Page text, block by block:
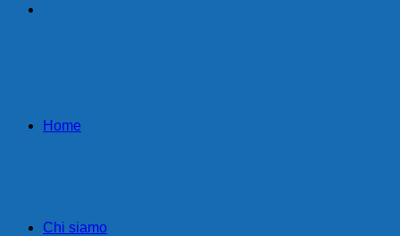
Home
Chi siamo